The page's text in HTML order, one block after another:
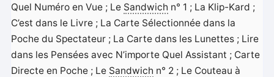
Quel Numéro en Vue ; Le Sandwich n° 1 ; La Klip-Kard ;
C’est dans le Livre ; La Carte Sélectionnée dans la
Poche du Spectateur ; La Carte dans les Lunettes ; Lire
dans les Pensées avec N’importe Quel Assistant ; Carte
Directe en Poche ; Le Sandwich n° 2 ; Le Couteau à